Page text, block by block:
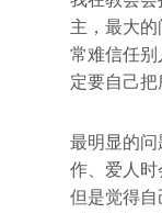
主，最大
常难信任
定要自己把
最明显的
作、爱人时
但是觉得自